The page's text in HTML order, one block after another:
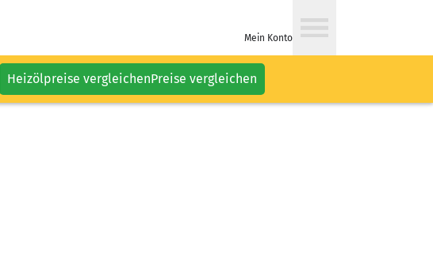
Mein Konto
Heizölpreise vergleichenPreise vergleichen